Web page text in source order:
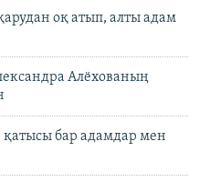
оқ атып, алты адам
Алёхованың
қатысы бар адамдар мен